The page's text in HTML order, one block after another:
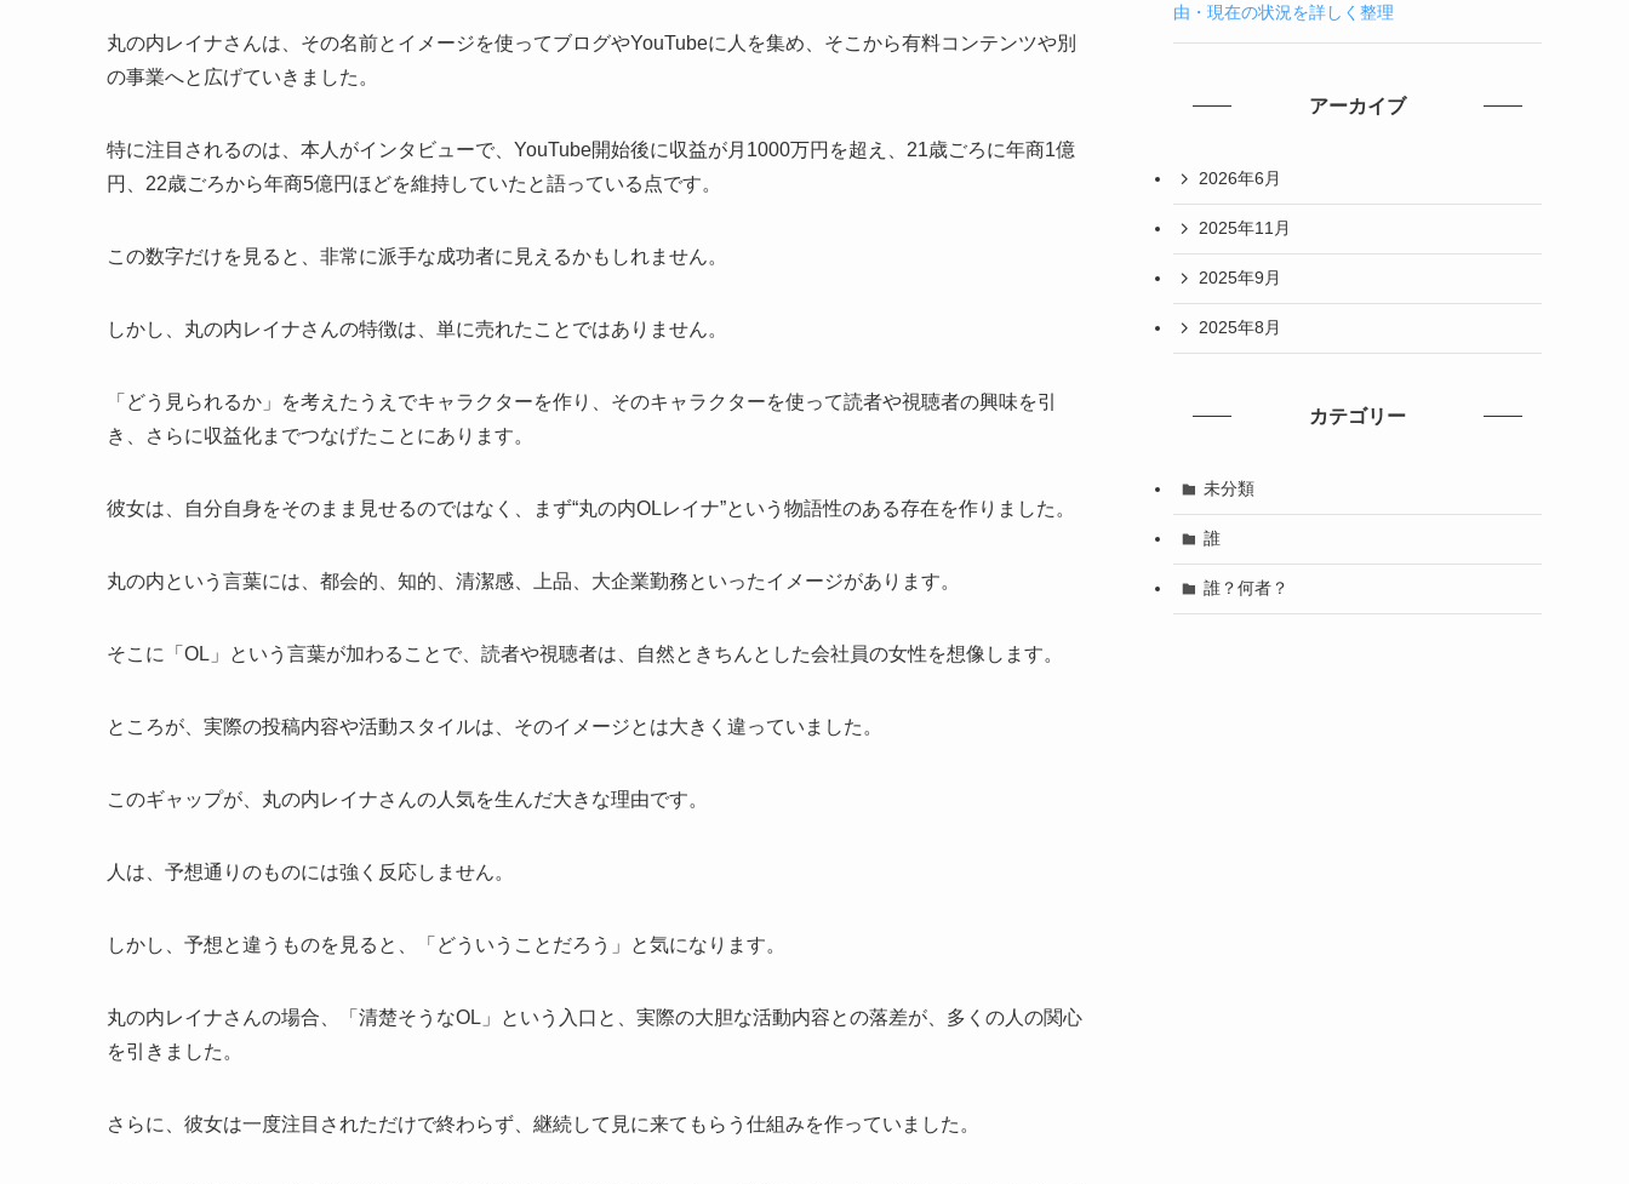
丸の内レイナさんは、その名前とイメージを使ってブログやYouTubeに人を集め、そこから有料コンテンツや別
の事業へと広げていきました。
特に注目されるのは、本人がインタビューで、YouTube開始後に収益が月1000万円を超え、21歳ごろに年商1億
円、22歳ごろから年商5億円ほどを維持していたと語っている点です。
この数字だけを見ると、非常に派手な成功者に見えるかもしれません。
しかし、丸の内レイナさんの特徴は、単に売れたことではありません。
「どう見られるか」を考えたうえでキャラクターを作り、そのキャラクターを使って読者や視聴者の興味を引
き、さらに収益化までつなげたことにあります。
彼女は、自分自身をそのまま見せるのではなく、まず“丸の内OLレイナ”という物語性のある存在を作りました。
丸の内という言葉には、都会的、知的、清潔感、上品、大企業勤務といったイメージがあります。
そこに「OL」という言葉が加わることで、読者や視聴者は、自然ときちんとした会社員の女性を想像します。
ところが、実際の投稿内容や活動スタイルは、そのイメージとは大きく違っていました。
このギャップが、丸の内レイナさんの人気を生んだ大きな理由です。
人は、予想通りのものには強く反応しません。
しかし、予想と違うものを見ると、「どういうことだろう」と気になります。
丸の内レイナさんの場合、「清楚そうなOL」という入口と、実際の大胆な活動内容との落差が、多くの人の関心
を引きました。
さらに、彼女は一度注目されただけで終わらず、継続して見に来てもらう仕組みを作っていました。
由・現在の状況を詳しく整理
アーカイブ
2026年6月
2025年11月
2025年9月
2025年8月
カテゴリー
未分類
誰
誰？何者？